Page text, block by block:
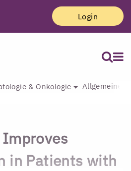
Login
& Onkologie Allgemeine
in Patients with